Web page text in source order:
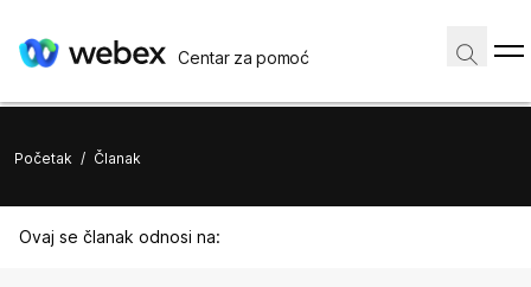
Centar za pomoć
Početak / Članak
Ovaj se članak odnosi na: